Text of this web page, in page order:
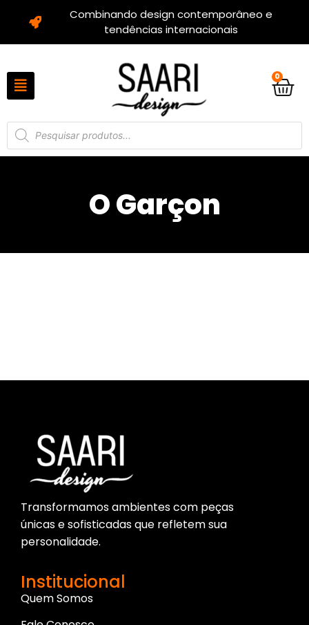
Combinando design contemporâneo e
tendências internacionais
0
O Garçon
Transformamos ambientes com peças
únicas e sofisticadas que refletem sua
personalidade.
Institucional
Quem Somos